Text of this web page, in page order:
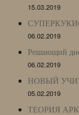
15.03.2019
06.02.2019
Решающий
06.02.2019
НОВЫЙ
05.02.2019
ТЕОРИЯ